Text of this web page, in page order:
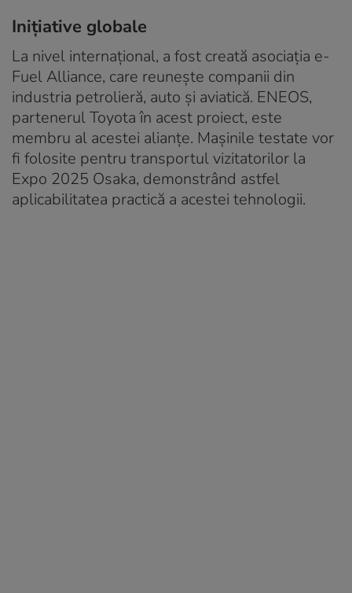
Inițiative globale
La nivel internațional, a fost creată asociația e-
Fuel Alliance, care reunește companii din
industria petrolieră, auto și aviatică. ENEOS,
partenerul Toyota în acest proiect, este
membru al acestei alianțe. Mașinile testate vor
fi folosite pentru transportul vizitatorilor la
Expo 2025 Osaka, demonstrând astfel
aplicabilitatea practică a acestei tehnologii.